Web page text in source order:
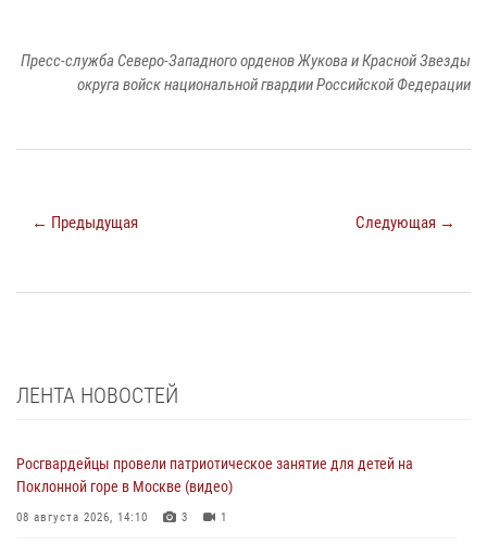
Пресс-служба Северо-Западного орденов Жукова и Красной Звезды
округа войск национальной гвардии Российской Федерации
← Предыдущая Следующая →
ЛЕНТА НОВОСТЕЙ
Росгвардейцы провели патриотическое занятие для детей на
Поклонной горе в Москве (видео)
08 августа 2026, 14:10 3 1